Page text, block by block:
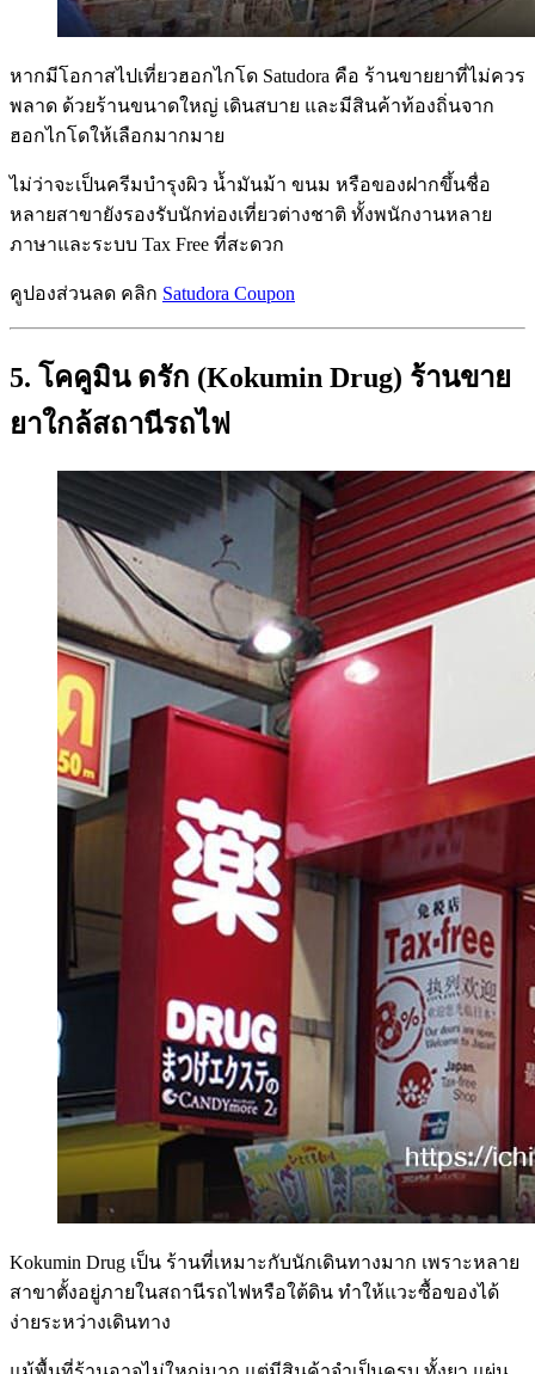
หากมีโอกาสไปเที่ยวฮอกไกโด Satudora คือ ร้านขายยาที่ไม่ควร
พลาด ด้วยร้านขนาดใหญ่ เดินสบาย และมีสินค้าท้องถิ่นจาก
ฮอกไกโดให้เลือกมากมาย
ไม่ว่าจะเป็นครีมบำรุงผิว น้ำมันม้า ขนม หรือของฝากขึ้นชื่อ
หลายสาขายังรองรับนักท่องเที่ยวต่างชาติ ทั้งพนักงานหลาย
ภาษาและระบบ Tax Free ที่สะดวก
คูปองส่วนลด คลิก Satudora Coupon
5. โคคูมิน ดรัก (Kokumin Drug) ร้านขาย
ยาใกล้สถานีรถไฟ
Kokumin Drug เป็น ร้านที่เหมาะกับนักเดินทางมาก เพราะหลาย
สาขาตั้งอยู่ภายในสถานีรถไฟหรือใต้ดิน ทำให้แวะซื้อของได้
ง่ายระหว่างเดินทาง